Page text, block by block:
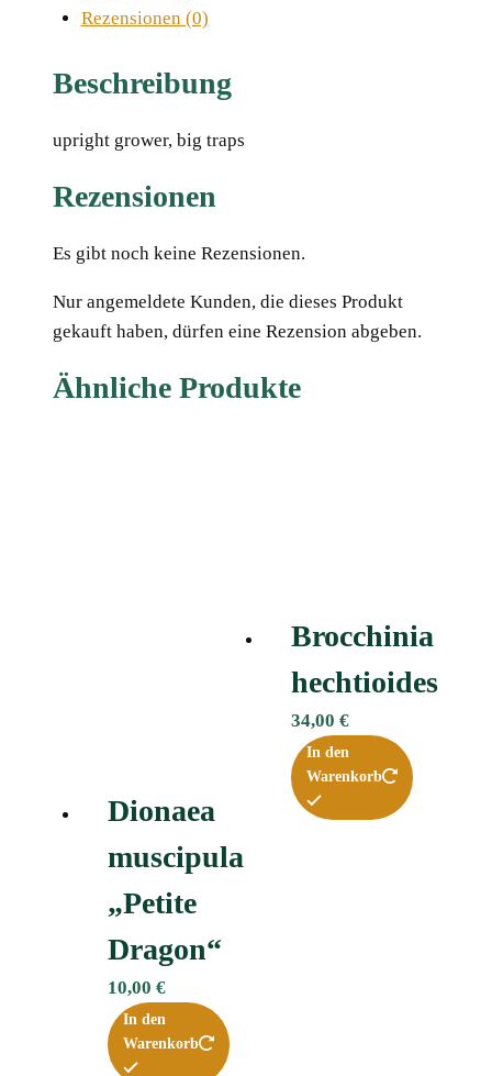
Rezensionen (0)
Beschreibung
upright grower, big traps
Rezensionen
Es gibt noch keine Rezensionen.
Nur angemeldete Kunden, die dieses Produkt
gekauft haben, dürfen eine Rezension abgeben.
Ähnliche Produkte
Dionaea
muscipula
„Petite
Dragon“
10,00 €
In den
Warenkorb
Brocchinia
hechtioides
34,00 €
In den
Warenkorb